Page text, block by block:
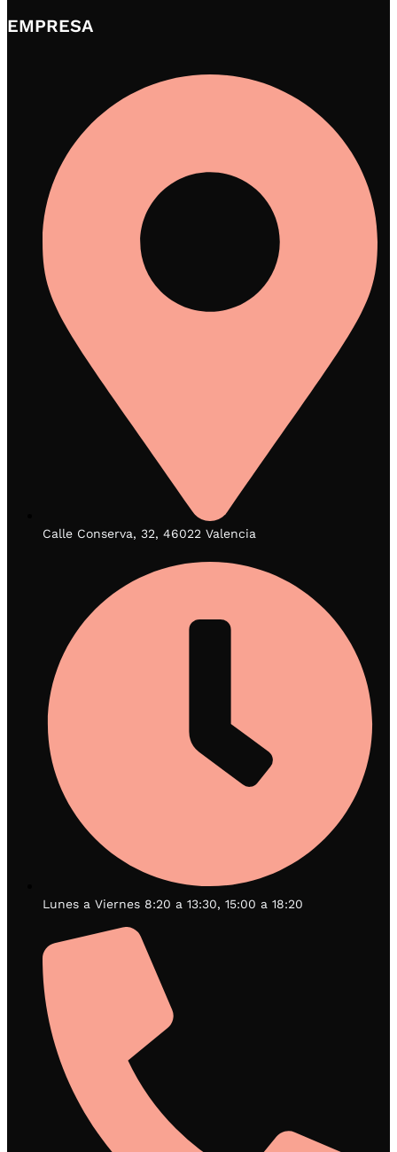
EMPRESA
Calle Conserva, 32, 46022 Valencia
Lunes a Viernes 8:20 a 13:30, 15:00 a 18:20